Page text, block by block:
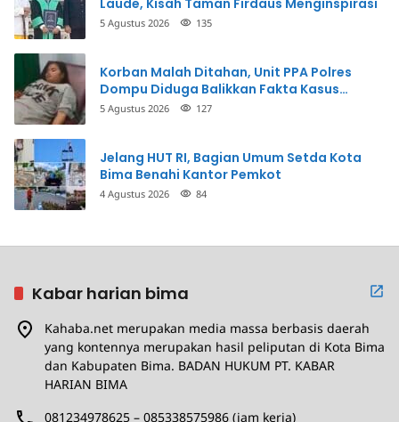
5 Agustus 2026 135
Korban Malah Ditahan, Unit PPA Polres
Dompu Diduga Balikkan Fakta Kasus
Penganiayaan
5 Agustus 2026 127
Jelang HUT RI, Bagian Umum Setda Kota
Bima Benahi Kantor Pemkot
4 Agustus 2026 84
Kabar harian bima
Kahaba.net merupakan media massa berbasis daerah
yang kontennya merupakan hasil peliputan di Kota Bima
dan Kabupaten Bima. BADAN HUKUM PT. KABAR
HARIAN BIMA
081234978625 – 085338575986 (jam kerja)